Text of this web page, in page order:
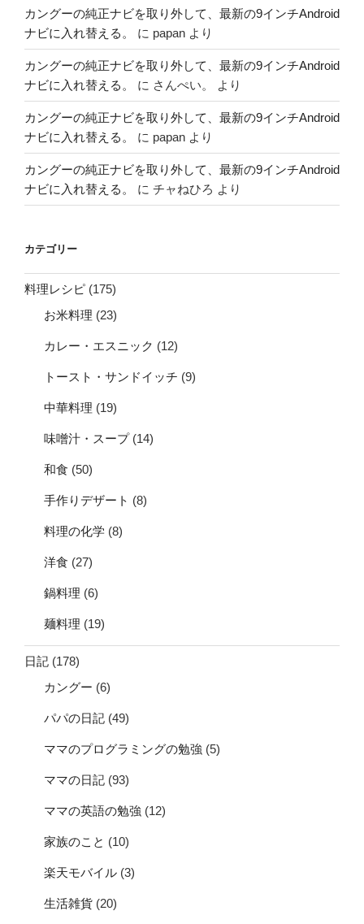
単
に
探
せ
る
よ！”
の
カングーの純正ナビを取り外して、最新の9インチAndroid
ナビに入れ替える。
に papan より
カングーの純正ナビを取り外して、最新の9インチAndroid
ナビに入れ替える。
に さんぺい。 より
カングーの純正ナビを取り外して、最新の9インチAndroid
ナビに入れ替える。
に papan より
カングーの純正ナビを取り外して、最新の9インチAndroid
ナビに入れ替える。
に チャねひろ より
カテゴリー
料理レシピ (175)
お米料理 (23)
カレー・エスニック (12)
トースト・サンドイッチ (9)
中華料理 (19)
味噌汁・スープ(14)
和食 (50)
手作りデザート (8)
料理の化学 (8)
洋食 (27)
鍋料理 (6)
麺料理 (19)
日記 (178)
カングー (6)
パパの日記 (49)
ママのプログラミングの勉強 (5)
ママの日記 (93)
ママの英語の勉強 (12)
家族のこと (10)
楽天モバイル (3)
生活雑貨 (20)